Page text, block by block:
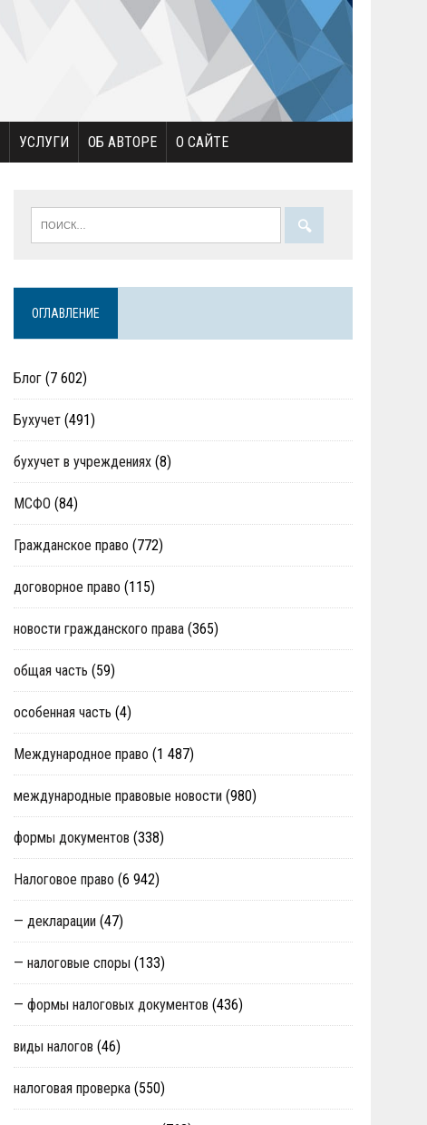
УСЛУГИ ОБ АВТОРЕ О САЙТЕ
ОГЛАВЛЕНИЕ
Блог (7 602)
Бухучет (491)
бухучет в учреждениях (8)
МСФО (84)
Гражданское право (772)
договорное право (115)
новости гражданского права (365)
общая часть (59)
особенная часть (4)
Международное право (1 487)
международные правовые новости (980)
формы документов (338)
Налоговое право (6 942)
— декларации (47)
— налоговые споры (133)
— формы налоговых документов (436)
виды налогов (46)
налоговая проверка (550)